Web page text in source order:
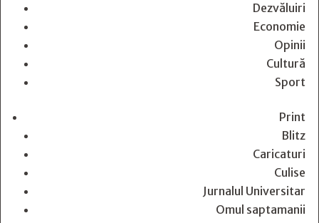
Dezvăluiri
Economie
Opinii
Cultură
Sport
Print
Blitz
Caricaturi
Culise
Jurnalul Universitar
Omul saptamanii